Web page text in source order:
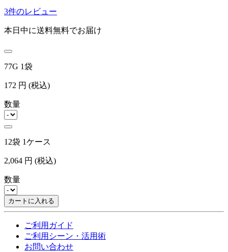
3件のレビュー
本日中に送料無料でお届け
77G 1袋
172 円 (税込)
数量
12袋 1ケース
2,064 円 (税込)
数量
カートに入れる
ご利用ガイド
ご利用シーン・活用術
お問い合わせ